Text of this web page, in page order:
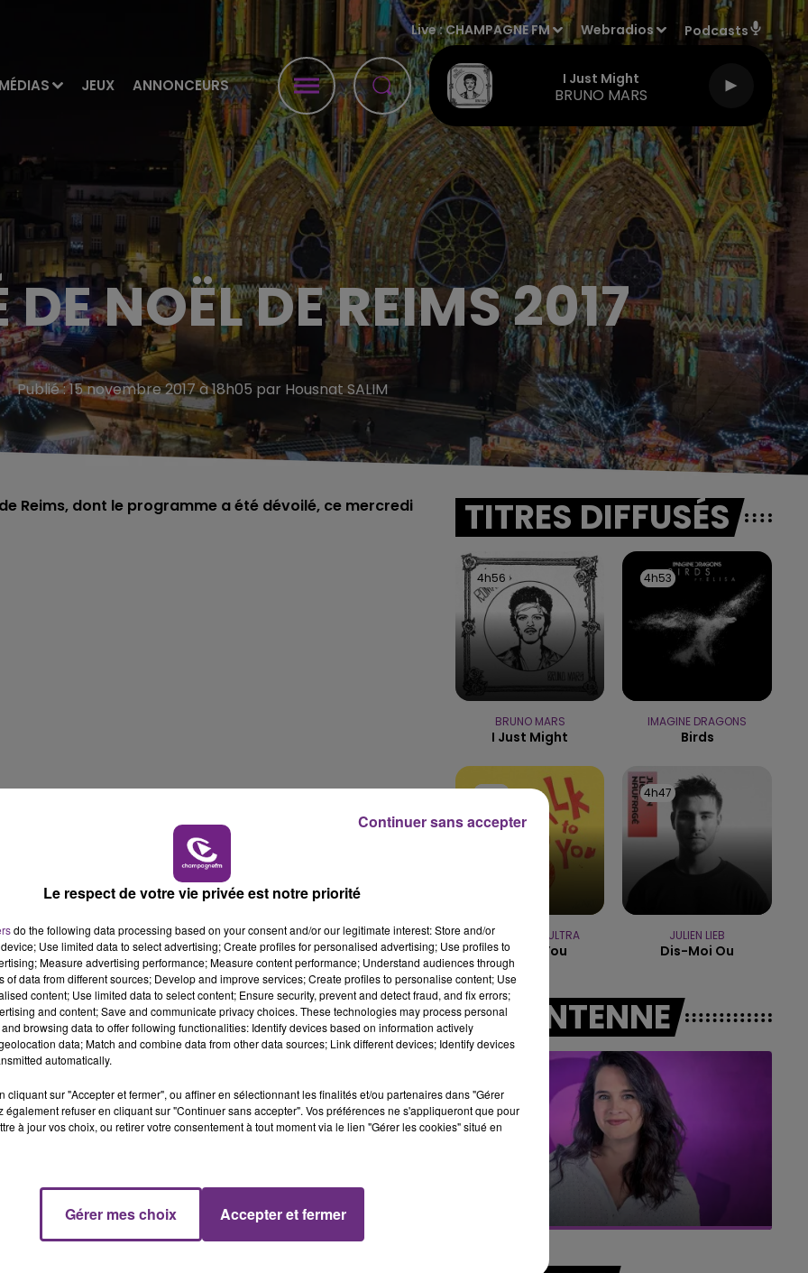
MÉDIAS JEUX ANNONCEURS
Live :CHAMPAGNE FM Webradios Podcasts
I Just Might
BRUNO MARS
11h00 - 16h00
LE WEEK-END CHAMPAGNE FM
16h00 - 20h00
LE WEEK-END CHAMPAGNE FM
NOËL DE REIMS 2017
Publié : 15 novembre 2017 à 18h05 par Housnat SALIM
Reims, dont le programme a été dévoilé, ce mercredi
23 novembre.
au pied de la Cathédrale.
mais avec des dimensions réduites.
la cours du Palais du Tau, aux côtés du Royaume des
Père Noël.
elle passe de la place du Forum à la place d’Erlon.
6€ pour les enfants.
27 décembre.
TITRES DIFFUSÉS
4h56
4h56
BRUNO MARS
I Just Might
4h53
4h53
IMAGINE DRAGONS
Birds
4h49
4h49
ANOTR & 54 ULTRA
Talk To You
4h47
4h47
JULIEN LIEB
Dis-Moi Ou
A L'ANTENNE
Le week-end Champagne FM
Le respect de votre vie privée est notre priorité
do the following data processing based on your consent and/or our legitimate interest: Store and/or
Use limited data to select advertising; Create profiles for personalised advertising; Use profiles to
Measure advertising performance; Measure content performance; Understand audiences through
of data from different sources; Develop and improve services; Create profiles to personalise content; Use
content; Use limited data to select content; Ensure security, prevent and detect fraud, and fix errors;
and content; Save and communicate privacy choices. These technologies may process personal
browsing data to offer following functionalities: Identify devices based on information actively
data; Match and combine data from other data sources; Link different devices; Identify devices
automatically.
cliquant sur "Accepter et fermer", ou affiner en sélectionnant les finalités et/ou partenaires dans "Gérer
également refuser en cliquant sur "Continuer sans accepter". Vos préférences ne s'appliqueront que pour
à jour vos choix, ou retirer votre consentement à tout moment via le lien "Gérer les cookies" situé en
Gérer mes choix Accepter et fermer
Continuer sans accepter